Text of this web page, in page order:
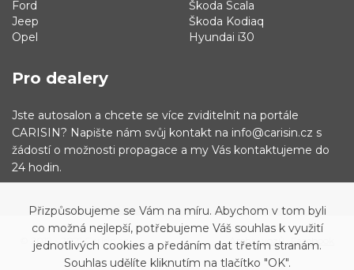
Ford
Jeep
Opel
Škoda Scala
Škoda Kodiaq
Hyundai i30
Pro dealery
Jste autosalon a chcete se více zviditelnit na portále
CARISIN? Napište nám svůj kontakt na info@carisin.cz s
žádostí o možnosti propagace a my Vás kontaktujeme do
24 hodin.
© 2019 - 2021 Carisin.cz Archiv vozů Facebook
Přizpůsobujeme se Vám na míru. Abychom v tom byli
co možná nejlepší, potřebujeme Váš souhlas k využití
jednotlivých cookies a předáním dat třetím stranám.
Souhlas udělíte kliknutím na tlačítko "OK".